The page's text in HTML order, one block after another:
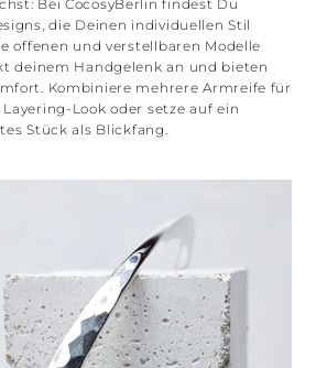
Bei CocosyBerlin findest Du
die Deinen individuellen Stil
offenen und verstellbaren Modelle
deinem Handgelenk an und bieten
Kombiniere mehrere Armreife für
Look oder setze auf ein
Stück als Blickfang.